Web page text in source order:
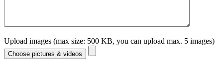
Upload images (max size: 500 KB, you can upload max. 5 images)
Choose pictures & videos